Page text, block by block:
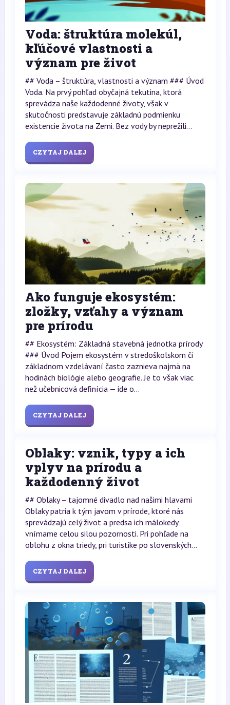
Voda: štruktúra molekúl,
kľúčové vlastnosti a
význam pre život
## Voda – štruktúra, vlastnosti a význam ### Úvod
Voda. Na prvý pohľad obyčajná tekutina, ktorá
sprevádza naše každodenné životy, však v
skutočnosti predstavuje základnú podmienku
existencie života na Zemi. Bez vody by neprežili...
CZYTAJ DALEJ
Ako funguje ekosystém:
zložky, vzťahy a význam
pre prírodu
## Ekosystém: Základná stavebná jednotka prírody
### Úvod Pojem ekosystém v stredoškolskom či
základnom vzdelávaní často zaznieva najmä na
hodinách biológie alebo geografie. Je to však viac
než učebnicová definícia — ide o...
CZYTAJ DALEJ
Oblaky: vznik, typy a ich
vplyv na prírodu a
každodenný život
## Oblaky – tajomné divadlo nad našimi hlavami
Oblaky patria k tým javom v prírode, ktoré nás
sprevádzajú celý život a predsa ich málokedy
vnímame celou silou pozornosti. Pri pohľade na
oblohu z okna triedy, pri turistike po slovenských...
CZYTAJ DALEJ